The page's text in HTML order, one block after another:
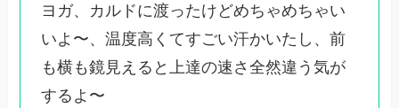
ヨガ、カルドに渡ったけどめちゃめちゃい
いよ〜、温度高くてすごい汗かいたし、前
も横も鏡見えると上達の速さ全然違う気が
するよ〜